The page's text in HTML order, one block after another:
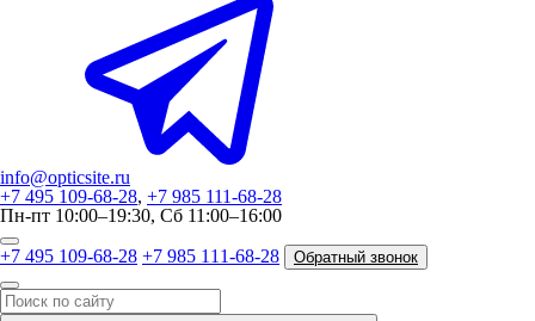
info@opticsite.ru
+7 495 109-68-28, +7 985 111-68-28
Пн-пт 10:00–19:30, Сб 11:00–16:00
+7 495 109-68-28 +7 985 111-68-28 Обратный звонок